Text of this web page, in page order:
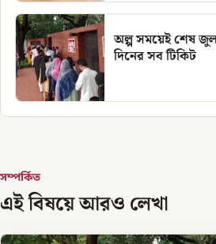
অল্প সময়েই শেষ
দিনের সব টিকিট
সম্পর্কিত
এই বিষয়ে আরও লেখা